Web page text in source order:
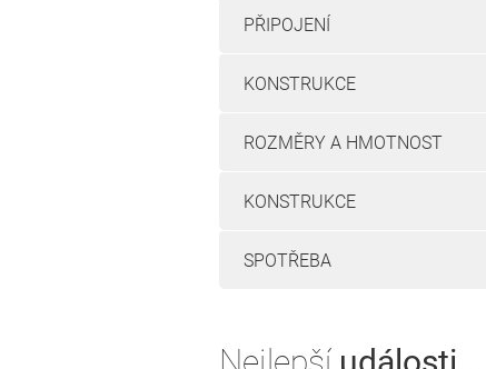
PŘIPOJENÍ
KONSTRUKCE
ROZMĚRY A HMOTNOST
KONSTRUKCE
SPOTŘEBA